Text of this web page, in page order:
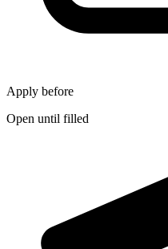
Apply before
Open until filled